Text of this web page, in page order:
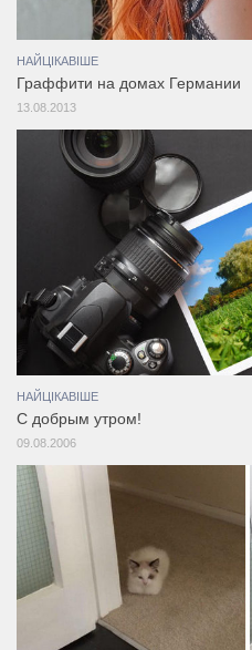
НАЙЦІКАВІШЕ
Граффити на домах Германии
13.08.2013
НАЙЦІКАВІШЕ
С добрым утром!
09.08.2006